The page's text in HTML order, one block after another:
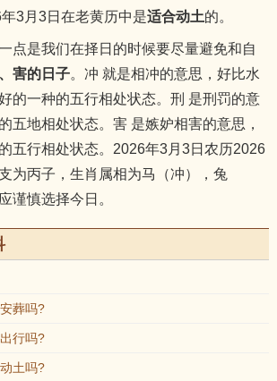
月3日在老黄历中是适合动土的。
是我们在择日的时候要尽量避免和自
害的日子。冲 就是相冲的意思，好比水
的一种的五行相处状态。刑 是刑罚的意
五地相处状态。害 是嫉妒相害的意思，
五行相处状态。2026年3月3日农历2026
为丙子，生肖属相为马（冲），兔
谨慎选择今日。
葬吗?
行吗?
土吗?